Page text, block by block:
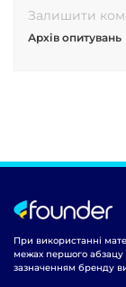
Залишити
Архів опитувань
При використанні
межах першого абзацу
зазначенням бренду